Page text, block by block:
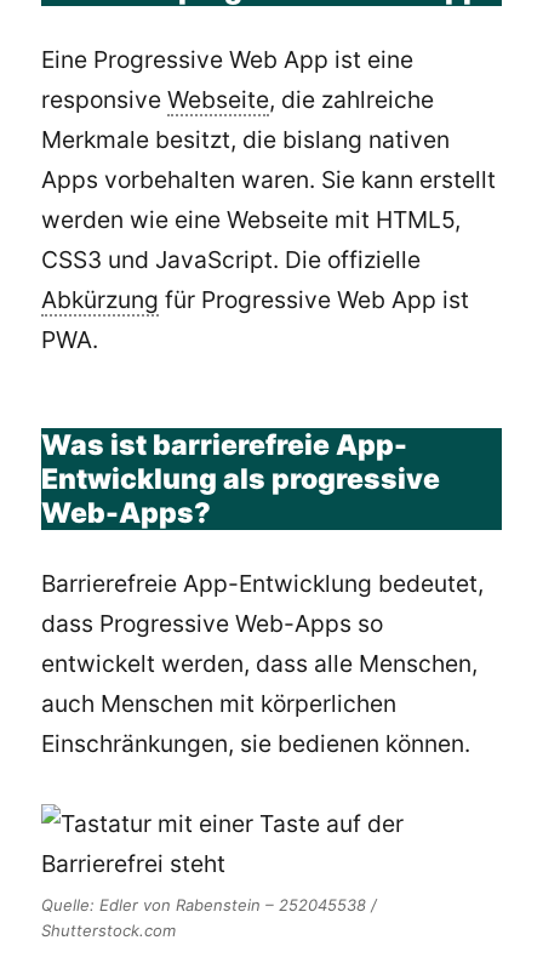
Eine Progressive Web App ist eine
responsiveWebseite, die zahlreiche
Merkmale besitzt, die bislang nativen
Apps vorbehalten waren. Sie kann erstellt
werden wie eine Webseite mit HTML5,
CSS3 und JavaScript. Die offizielle
Abkürzung für Progressive Web App ist
PWA.
Was ist barrierefreie App-
Entwicklung als progressive
Web-Apps?
Barrierefreie App-Entwicklung bedeutet,
dass Progressive Web-Apps so
entwickelt werden, dass alle Menschen,
auch Menschen mit körperlichen
Einschränkungen, sie bedienen können.
Quelle: Edler von Rabenstein – 252045538 /
Shutterstock.com